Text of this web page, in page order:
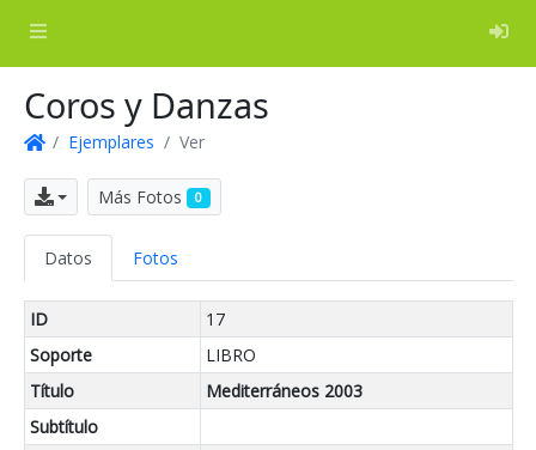
Coros y Danzas
Ejemplares Ver
ExportarMás Fotos 0
Datos Fotos
ID
17
Soporte
LIBRO
Título
Mediterráneos 2003
Subtítulo